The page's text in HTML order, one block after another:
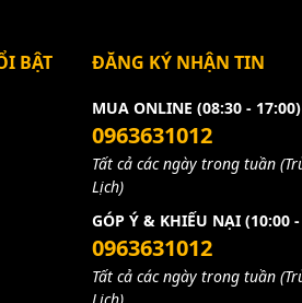
BẬT
ĐĂNG KÝ NHẬN TIN
MUA ONLINE (08:30 - 17:00)
0963631012
Tất cả các ngày trong tuần
Lịch)
GÓP Ý & KHIẾU NẠI (10:00
0963631012
Tất cả các ngày trong tuần